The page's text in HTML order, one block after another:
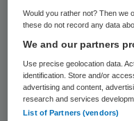
gehalveerd. In
tweehonderd
112 nu. Tbs’ers
overgeplaatst
projecten voor
zet de komende
Would you rather not? Then we
these do not record any data
We and our partners
Use precise geolocation data.
identification. Store and/or
advertising and content,
research and services
List of Partners (vendors)